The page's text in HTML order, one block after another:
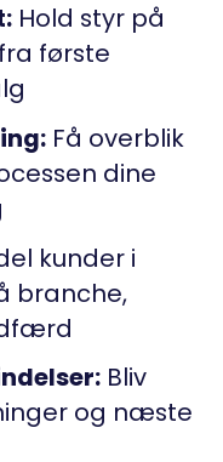
Hold styr på
første
Få overblik
dine
kunder i
branche,
Bliv
og næste